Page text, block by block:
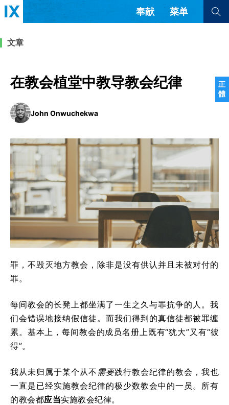
正
體
奉献 菜单
教会带领 解经式讲道与神学
福音传讲与宣教 成员制与教会纪律
团契生活与祷告
查看全部
查看全部
简体中文 正體中文
英语
西班牙语
葡萄牙语
俄语
乌兹别克语
达里语
波斯语
法语
罗马尼亚语
波兰语
越南语
意大利语
德语
韩语
土耳其语
阿拉伯语
阿尔巴尼亚语
塞尔维亚语 柬埔寨语
文章
在教会植堂中教导教会纪律
John Onwuchekwa
罪，不毁灭地方教会，除非是没有供认并且未被对付的
罪。
每间教会的长凳上都坐满了一生之久与罪抗争的人。我
们会错误地接纳假信徒。而我们得到的真信徒都被罪缠
累。基本上，每间教会的成员名册上既有“犹大”又有“彼
得”。
我从未归属于某个从不 需要践行教会纪律的教会，我也
一直是已经实施教会纪律的极少数教会中的一员。所有
的教会都应当实施教会纪律。